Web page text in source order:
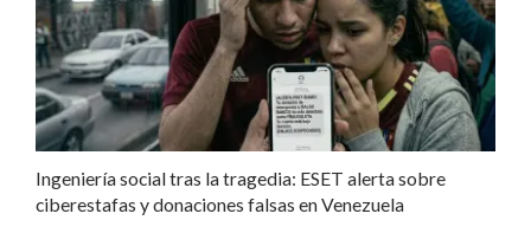
Ingeniería social tras la tragedia: ESET alerta sobre
ciberestafas y donaciones falsas en Venezuela